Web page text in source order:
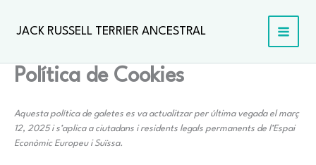
JACK RUSSELL TERRIER ANCESTRAL
Política de Cookies
Aquesta política de galetes es va actualitzar per última vegada el març
12, 2025 i s’aplica a ciutadans i residents legals permanents de l’Espai
Econòmic Europeu i Suïssa.